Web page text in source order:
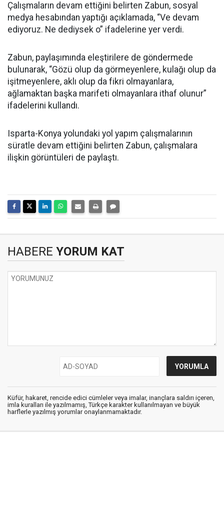
Çalışmaların devam ettiğini belirten Zabun, sosyal
medya hesabından yaptığı açıklamada, “Ve devam
ediyoruz. Ne dediysek o” ifadelerine yer verdi.
Zabun, paylaşımında eleştirilere de göndermede
bulunarak, “Gözü olup da görmeyenlere, kulağı olup da
işitmeyenlere, aklı olup da fikri olmayanlara,
ağlamaktan başka marifeti olmayanlara ithaf olunur”
ifadelerini kullandı.
Isparta-Konya yolundaki yol yapım çalışmalarının
süratle devam ettiğini belirten Zabun, çalışmalara
ilişkin görüntüleri de paylaştı.
HABERE YORUM KAT
Küfür, hakaret, rencide edici cümleler veya imalar, inançlara saldırı içeren,
imla kuralları ile yazılmamış, Türkçe karakter kullanılmayan ve büyük
harflerle yazılmış yorumlar onaylanmamaktadır.